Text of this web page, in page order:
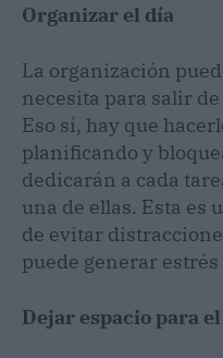
Organizar el día
La organización
necesita para salir de
Eso sí, hay que
planificando y
dedicarán a cada
una de ellas. Esta es
de evitar
puede generar
Dejar espacio para